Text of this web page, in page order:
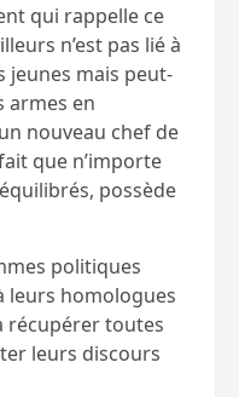
qui rappelle ce
n’est pas lié à
jeunes mais peut-
armes en
nouveau chef de
que n’importe
possède
politiques
leurs homologues
récupérer toutes
leurs discours